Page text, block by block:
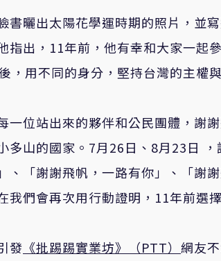
書曬出太陽花學運時期的照片，並
指出，11年前，他有幸和大家一起
，用不同的身分，堅持台灣的主權
一位站出來的夥伴和公民團體，謝
多山的國家。7月26日、8月23日
、「謝謝飛帆，一路有你」、「謝
我們會再次用行動證明，11年前選
發 《批踢踢實業坊》（PTT） 網友